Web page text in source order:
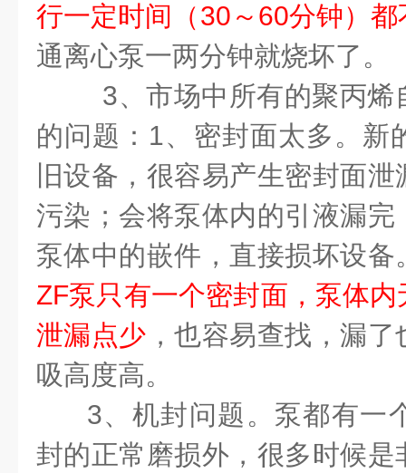
行一定时间（30 ～ 60分钟）都
通离心泵一两分钟就烧坏了。
3、市场中所有的聚丙
的问题： 1、密封面太多。新
旧设备，很容易产生密封面
污染；会将泵体内的引液漏
泵体中的嵌件，直接损坏设
ZF泵只有一个密封面，泵体
泄漏点少 ，也容易查找，漏
吸高度高。
3、机封问题。泵都有一
封的正常磨损外，很多时候